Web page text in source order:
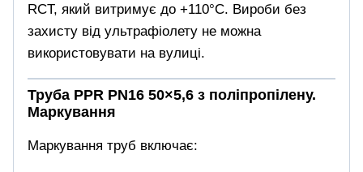
RCT, який витримує до +110°C. Вироби без
захисту від ультрафіолету не можна
використовувати на вулиці.
Труба PPR PN16 50×5,6 з поліпропілену.
Маркування
Маркування труб включає: